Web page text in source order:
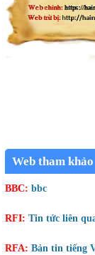
Web tham khảo
BBC: bbc
RFI: Tin tức liên
RFA: Bản tin tiếng